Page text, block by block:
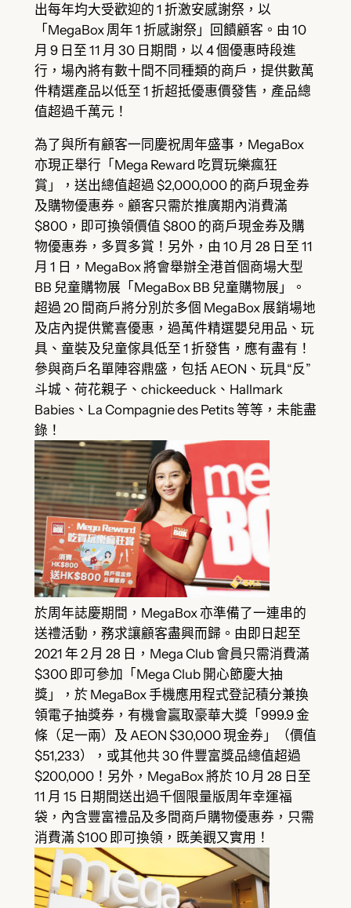
出每年均大受歡迎的 1 折激安感謝祭，以
「MegaBox 周年 1 折感謝祭」回饋顧客。由 10
月 9 日至 11 月 30 日期間，以 4 個優惠時段進
行，場內將有數十間不同種類的商戶，提供數萬
件精選產品以低至 1 折超抵優惠價發售，產品總
值超過千萬元！
為了與所有顧客一同慶祝周年盛事，MegaBox
亦現正舉行「Mega Reward 吃買玩樂瘋狂
賞」，送出總值超過 $2,000,000 的商戶現金券
及購物優惠券。顧客只需於推廣期內消費滿
$800，即可換領價值 $800 的商戶現金券及購
物優惠券，多買多賞！另外，由 10 月 28 日至 11
月 1 日，MegaBox 將會舉辦全港首個商場大型
BB 兒童購物展「MegaBox BB 兒童購物展」。
超過 20 間商戶將分別於多個 MegaBox 展銷場地
及店內提供驚喜優惠，過萬件精選嬰兒用品、玩
具、童裝及兒童傢具低至 1 折發售，應有盡有！
參與商戶名單陣容鼎盛，包括 AEON、玩具“反”
斗城、荷花親子、chickeeduck、Hallmark
Babies、La Compagnie des Petits 等等，未能盡
錄！
於周年誌慶期間，MegaBox 亦準備了一連串的
送禮活動，務求讓顧客盡興而歸。由即日起至
2021 年 2 月 28 日，Mega Club 會員只需消費滿
$300 即可參加「Mega Club 開心節慶大抽
獎」，於 MegaBox 手機應用程式登記積分兼換
領電子抽獎券，有機會贏取豪華大獎「999.9 金
條（足一兩）及 AEON $30,000 現金券」（價值
$51,233），或其他共 30 件豐富獎品總值超過
$200,000！另外，MegaBox 將於 10 月 28 日至
11 月 15 日期間送出過千個限量版周年幸運福
袋，內含豐富禮品及多間商戶購物優惠券，只需
消費滿 $100 即可換領，既美觀又實用！